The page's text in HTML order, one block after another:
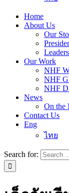
Home
About Us
Our
Our Work
NHF
NHF
NHF
News
On the
Contact Us
Eng
ไทย
Search for: